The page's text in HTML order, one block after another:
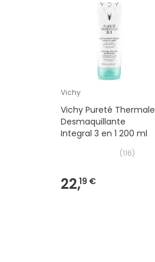
Vichy
Vichy Pureté Thermale
Desmaquillante
Integral 3 en 1 200 ml
(116)
22,19 €